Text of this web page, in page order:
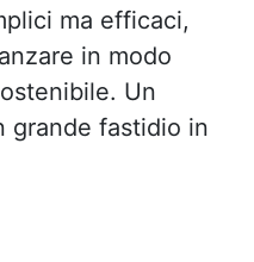
ma efficaci,
in modo
Un
grande fastidio in